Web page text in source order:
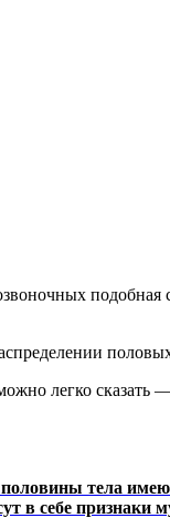
подобная
легко
тела
в себе признаки